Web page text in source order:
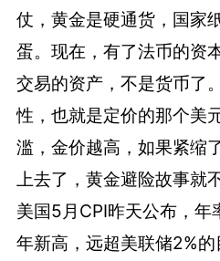
仗，黄金是硬通货，国家
蛋。现在，有了法币的资
交易的资产，不是货币了
性，也就是定价的那个美
滥，金价越高，如果紧缩
上去了，黄金避险故事就
美国5月CPI昨天公布，年
年新高，远超美联储2%